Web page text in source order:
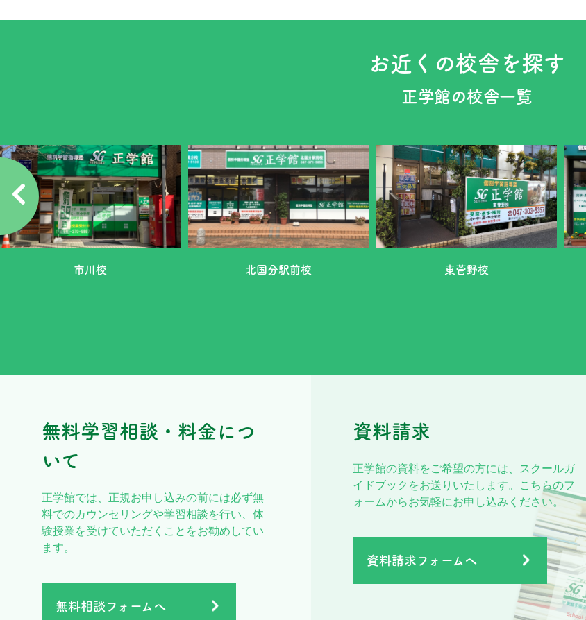
お近くの校舎を探す
正学館の校舎一覧
市川校 北国分駅前校 東菅野校
無料学習相談・料金につ
いて
正学館では、正規お申し込みの前には必ず無
料でのカウンセリングや学習相談を行い、体
験授業を受けていただくことをお勧めしてい
ます。
無料相談フォームへ
資料請求
正学館の資料をご希望の方には、スクールガ
イドブックをお送りいたします。こちらのフ
ォームからお気軽にお申し込みください。
資料請求フォームへ